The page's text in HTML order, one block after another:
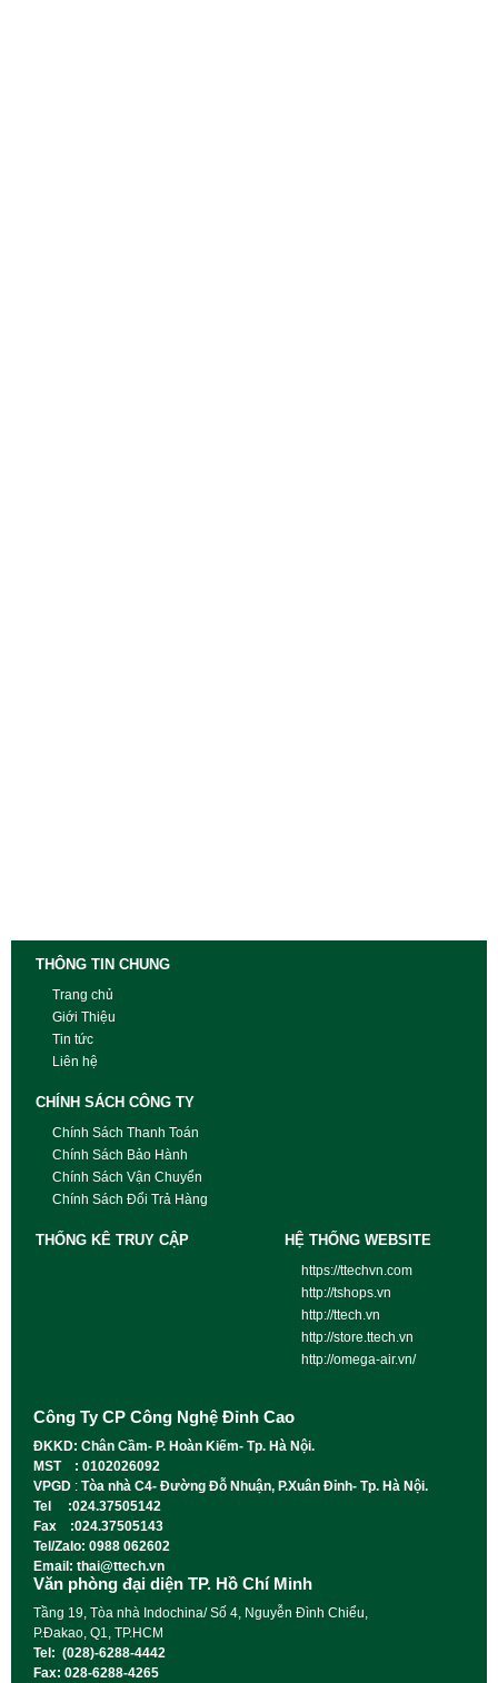
THÔNG TIN CHUNG
Trang chủ
Giới Thiệu
Tin tức
Liên hệ
CHÍNH SÁCH CÔNG TY
Chính Sách Thanh Toán
Chính Sách Bảo Hành
Chính Sách Vận Chuyển
Chính Sách Đổi Trả Hàng
THỐNG KÊ TRUY CẬP HỆ THỐNG WEBSITE
https://ttechvn.com
http://tshops.vn
http://ttech.vn
http://store.ttech.vn
http://omega-air.vn/
Công Ty CP Công Nghệ Đỉnh Cao
ĐKKD: Chân Cầm- P. Hoàn Kiếm- Tp. Hà Nội.
MST : 0102026092
VPGD : Tòa nhà C4- Đường Đỗ Nhuận, P.Xuân Đỉnh- Tp. Hà Nội.
Tel :024.37505142
Fax :024.37505143
Tel/Zalo: 0988 062602
Email: thai@ttech.vn
Văn phòng đại diện TP. Hồ Chí Minh
Tầng 19, Tòa nhà Indochina/ Số 4, Nguyễn Đình Chiểu,
P.Đakao, Q1, TP.HCM
Tel: (028)-6288-4442
Fax: 028-6288-4265